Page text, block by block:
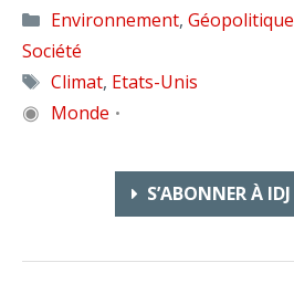
Catégories
Environnement, Géopolitique
Société
Étiquettes
Climat, Etats-Unis
◉ Monde •
S’ABONNER À IDJ